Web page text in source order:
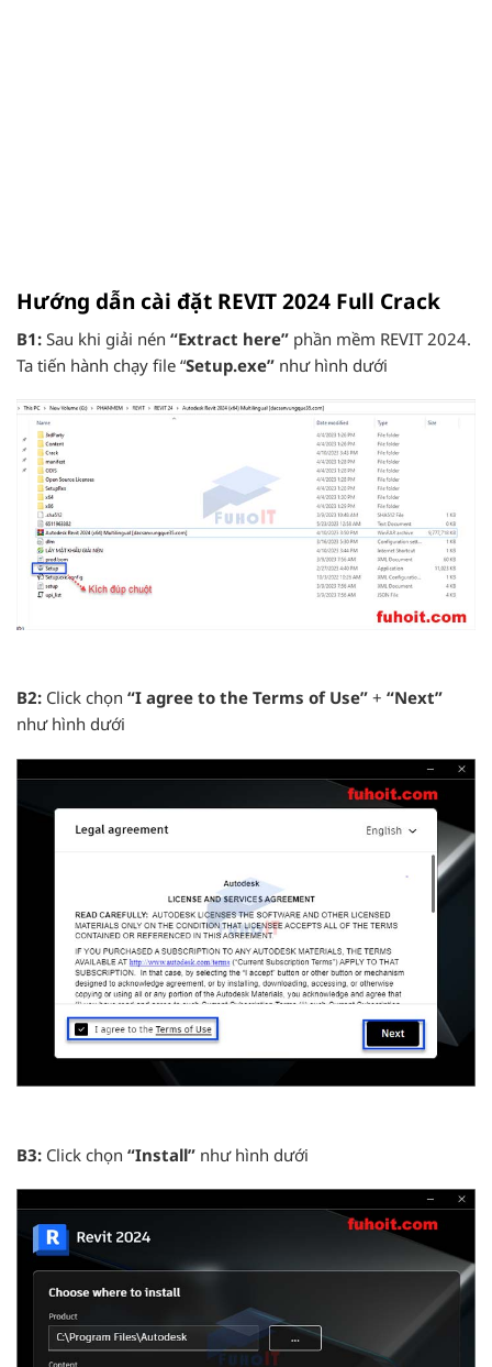
Hướng dẫn cài đặt REVIT 2024 Full Crack
B1: Sau khi giải nén “Extract here” phần mềm REVIT 2024.
Ta tiến hành chạy file “Setup.exe” như hình dưới
B2: Click chọn “I agree to the Terms of Use” + “Next”
như hình dưới
B3: Click chọn “Install” như hình dưới